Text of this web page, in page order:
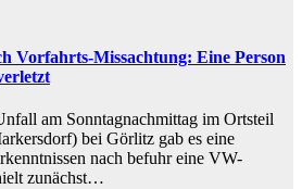
Vorfahrts-Missachtung: Eine Person
am Sonntagnachmittag im Ortsteil
bei Görlitz gab es eine
nach befuhr eine VW-
zunächst…